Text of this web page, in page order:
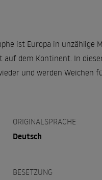
ist Europa in unzählige
auf dem Kontinent. In
und werden Weichen
ORIGINALSPRACHE
Deutsch
BESETZUNG